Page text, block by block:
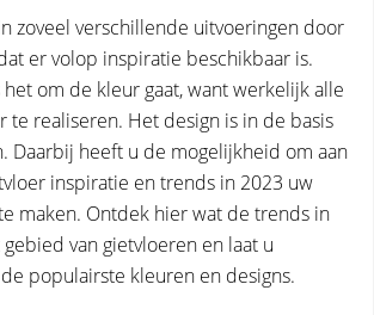
zoveel verschillende uitvoeringen door
er volop inspiratie beschikbaar is.
om de kleur gaat, want werkelijk alle
te realiseren. Het design is in de basis
Daarbij heeft u de mogelijkheid om aan
inspiratie en trends in 2023 uw
maken. Ontdek hier wat de trends in
van gietvloeren en laat u
populairste kleuren en designs.